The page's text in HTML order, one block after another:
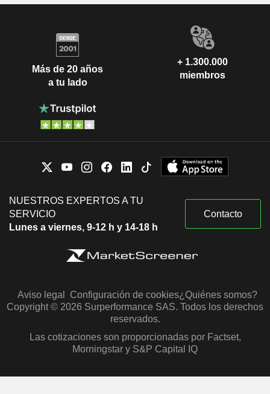
Más de 20 años
a tu lado
+ 1.300.000
miembros
NUESTROS EXPERTOS A TU
SERVICIO
Lunes a viernes, 9-12 h y 14-18 h
Contacto
Aviso legal Configuración de cookies¿Quiénes somos?
Copyright © 2026 Surperformance SAS. Todos los derechos
reservados.
Las cotizaciones son proporcionadas por Factset,
Morningstar y S&P Capital IQ